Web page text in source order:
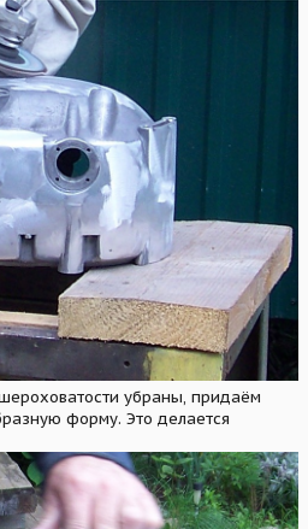
убраны, придаём
форму. Это делается